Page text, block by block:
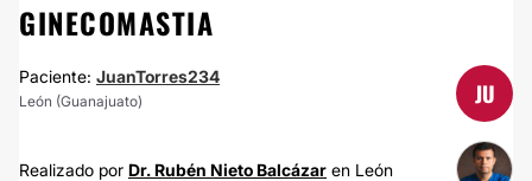
GINECOMASTIA
Paciente: JuanTorres234
León (Guanajuato) JU
Realizado por Dr. Rubén Nieto Balcázar en León